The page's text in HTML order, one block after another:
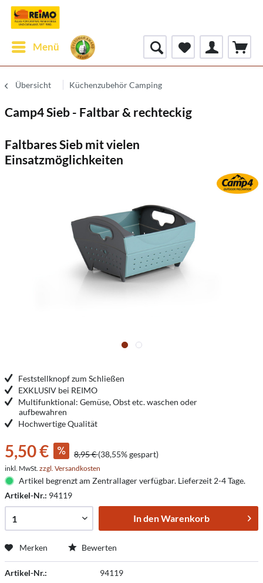
Menü
Übersicht Küchenzubehör Camping
Camp4 Sieb - Faltbar & rechteckig
Faltbares Sieb mit vielen
Einsatzmöglichkeiten
Feststellknopf zum Schließen
EXKLUSIV bei REIMO
Multifunktional: Gemüse, Obst etc. waschen oder
aufbewahren
Hochwertige Qualität
5,50 € 8,95 €(38,55% gespart)
inkl. MwSt. zzgl. Versandkosten
Artikel begrenzt am Zentrallager verfügbar. Lieferzeit 2-4 Tage.
Artikel-Nr.: 94119
In denWarenkorb
Merken Bewerten
Artikel-Nr.: 94119